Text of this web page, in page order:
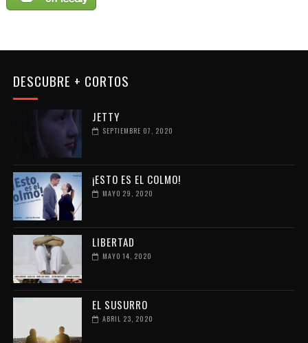
DESCUBRE + CORTOS
JETTY
SEPTIEMBRE 07, 2020
¡ESTO ES EL COLMO!
MAYO 29, 2020
LIBERTAD
MAYO 14, 2020
EL SUSURRO
ABRIL 23, 2020